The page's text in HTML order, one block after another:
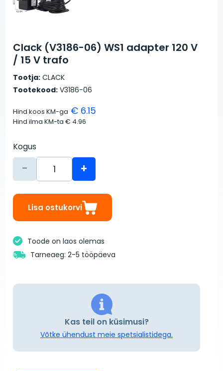
Clack (V3186-06) WS1 adapter 120 V
/ 15 V trafo
Tootja: CLACK
Tootekood: V3186-06
Hind koos KM-ga € 6.15
Hind ilma KM-ta€ 4.96
Kogus
- +
Lisa ostukorvi
Toode on laos olemas
Tarneaeg: 2-5 tööpäeva
Kas teil on küsimusi?
Võtke ühendust meie spetsialistidega.